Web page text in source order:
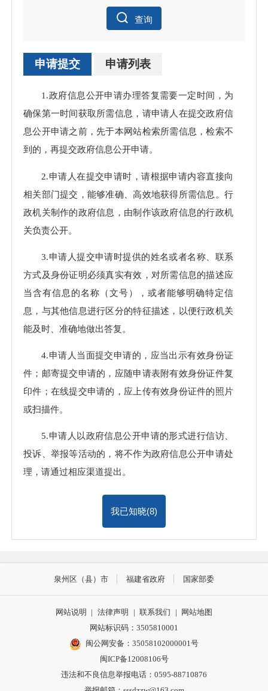
查询
申请提交 申请列表
1.政府信息公开申请办理答复需要一定时间，为
确保第一时间获取所需信息，请申请人在提交政府信
息公开申请之前，先于本网站检索所需信息，检索不
到的，再提交政府信息公开申请。
2.申请人在提交申请时，请根据申请内容直接向
相关部门提交，能够准确、高效地获得所需信息。行
政机关制作的政府信息，由制作该政府信息的行政机
关负责公开。
3.申请人提交申请时提供的姓名或者名称、联系
方式及身份证明必须真实有效，对所需信息的描述应
当含有信息的名称（文号），或者能够明确特定信
息，与其他信息进行区分的特征描述，以便行政机关
能及时、准确地做出答复。
4.申请人当面提交申请的，应当出示有效身份证
件；邮寄提交申请的，应随申请表附有效身份证件复
印件；在线提交申请的，应上传有效身份证件的照片
或扫描件。
5.申请人以政府信息公开申请的形式进行信访、
投诉、举报等活动的，将不作为政府信息公开申请处
理，请通过相应渠道提出。
我已知晓(8)
泉州区（县）市 福建省政府 国家部委
网站说明 | 法律声明 | 联系我们 |
网站地图
网站标识码：3505810001
闽公网安备：35058102000001号
闽ICP备12008106号
违法和不良信息举报电话：0595-88710876